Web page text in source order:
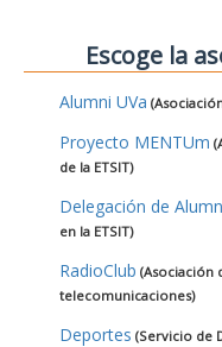
Escoge la
Alumni UVa
Proyecto MENTUm
de la ETSIT)
Delegación de
en la ETSIT)
RadioClub (Asociación
telecomunicaciones)
Deportes (Servicio de